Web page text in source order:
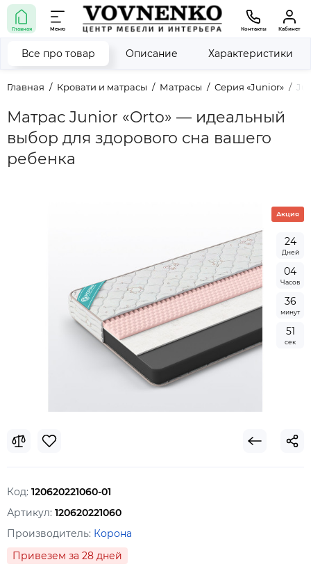
Главная Меню Контакты Кабинет
Главная Кровати и матрасы Матрасы Серия «Junior»
Матрас Junior «Orto» — идеальный
выбор для здорового сна вашего
ребенка
Все про товар Описание Характеристики
Акция
24
Дней
04
Часов
36
минут
50
сек
Код: 120620221060-01
Артикул: 120620221060
Производитель: Корона
Привезем за 28 дней